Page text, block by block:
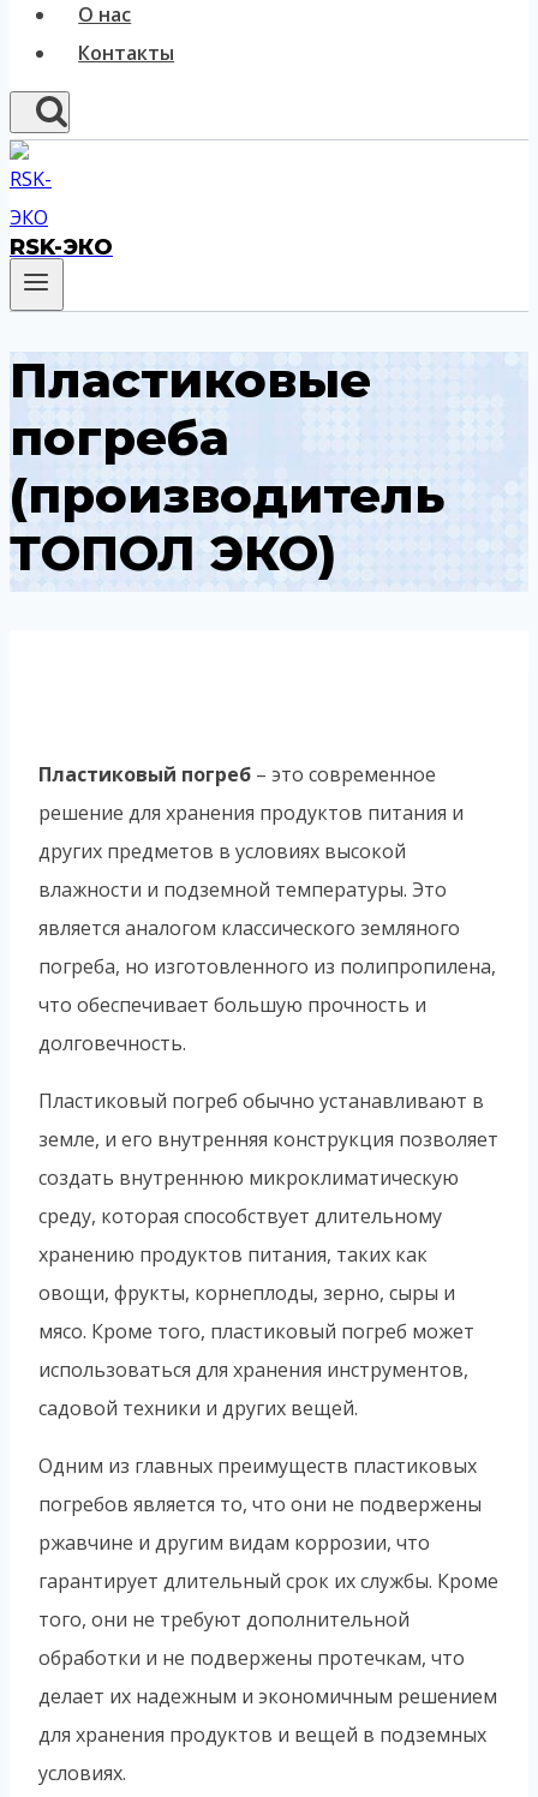
О нас
Контакты
RSK-ЭКО
Пластиковые
погреба
(производитель
ТОПОЛ ЭКО)
Пластиковый погреб – это современное
решение для хранения продуктов питания и
других предметов в условиях высокой
влажности и подземной температуры. Это
является аналогом классического земляного
погреба, но изготовленного из полипропилена,
что обеспечивает большую прочность и
долговечность.
Пластиковый погреб обычно устанавливают в
земле, и его внутренняя конструкция позволяет
создать внутреннюю микроклиматическую
среду, которая способствует длительному
хранению продуктов питания, таких как
овощи, фрукты, корнеплоды, зерно, сыры и
мясо. Кроме того, пластиковый погреб может
использоваться для хранения инструментов,
садовой техники и других вещей.
Одним из главных преимуществ пластиковых
погребов является то, что они не подвержены
ржавчине и другим видам коррозии, что
гарантирует длительный срок их службы. Кроме
того, они не требуют дополнительной
обработки и не подвержены протечкам, что
делает их надежным и экономичным решением
для хранения продуктов и вещей в подземных
условиях.